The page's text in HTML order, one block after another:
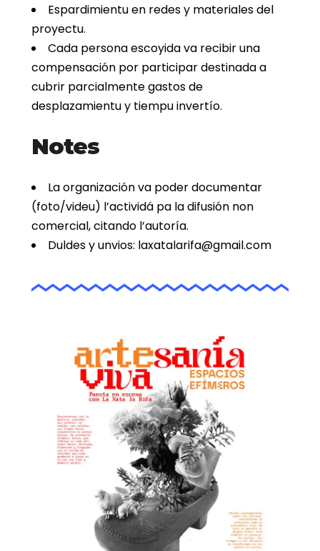
Espardimientu en redes y materiales del
proyectu.
Cada persona escoyida va recibir una
compensación por participar destinada a
cubrir parcialmente gastos de
desplazamientu y tiempu invertío.
Notes
La organización va poder documentar
(foto/videu) l’actividá pa la difusión non
comercial, citando l’autoría.
Duldes y unvios: laxatalarifa@gmail.com